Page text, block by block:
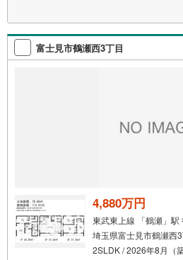
お客様の専属設計士と1から間取りをつく
【自社一貫施工】
マイタウンでは、土地の仕入れから
家族構成やライフスタイルに合わせ、理想
い、
複数のプランをご提案します。
弊社トラストステージにて建築請け賜わり
富士見市鶴瀬西3丁目
4,880万円
東武東上線 「鶴瀬」駅
埼玉県富士見市鶴瀬西
2SLDK / 2026年8月（